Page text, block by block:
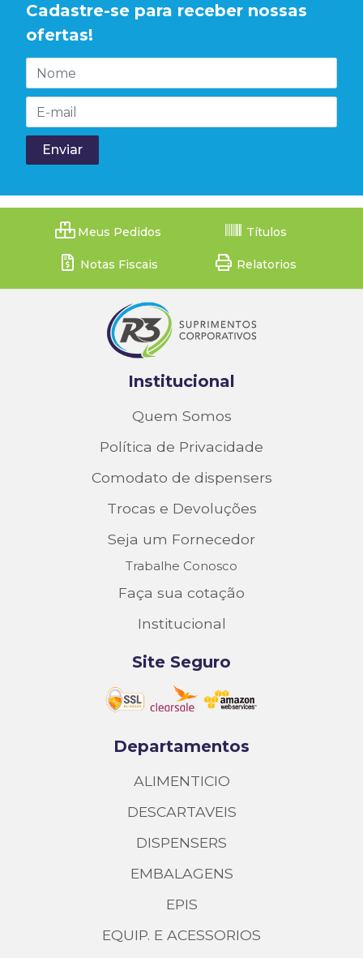
Cadastre-se para receber nossas
ofertas!
Meus Pedidos Títulos
Notas Fiscais Relatorios
Institucional
Quem Somos
Política de Privacidade
Comodato de dispensers
Trocas e Devoluções
Seja um Fornecedor
Trabalhe Conosco
Faça sua cotação
Institucional
Site Seguro
Departamentos
ALIMENTICIO
DESCARTAVEIS
DISPENSERS
EMBALAGENS
EPIS
EQUIP. E ACESSORIOS